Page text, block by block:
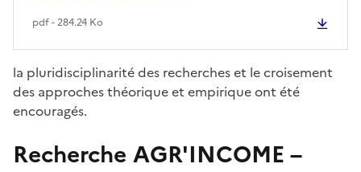
pdf - 284.24 Ko
la pluridisciplinarité des recherches et le croisement
des approches théorique et empirique ont été
encouragés.
Recherche AGR'INCOME –